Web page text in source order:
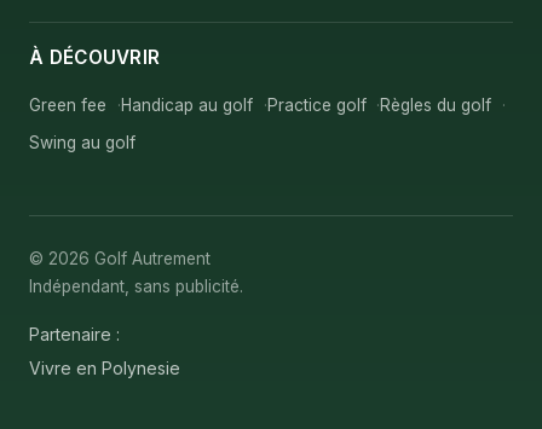
À DÉCOUVRIR
Green fee Handicap au golf Practice golf
Règles du golf
Swing au golf
© 2026 Golf Autrement
Indépendant, sans publicité.
Partenaire :
Vivre en Polynesie